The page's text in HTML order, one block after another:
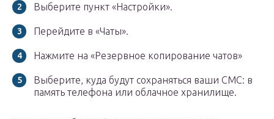
Выберите пункт «Настройки».
Перейдите в «Чаты».
Нажмите на «Резервное копирование чатов»
Выберите, куда будут сохраняться ваши СМС: в
память телефона или облачное хранилище.